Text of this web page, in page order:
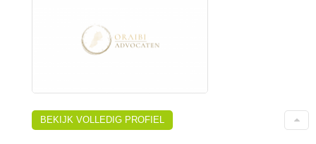
BEKIJK VOLLEDIG PROFIEL